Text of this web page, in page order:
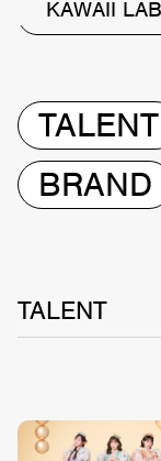
KAWAII LAB
TALENT
BRAND
TALENT